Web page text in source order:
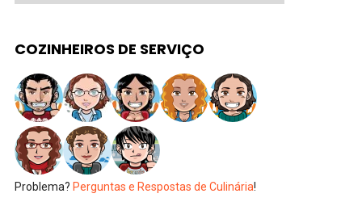
COZINHEIROS DE SERVIÇO
Problema? Perguntas e Respostas de Culinária!